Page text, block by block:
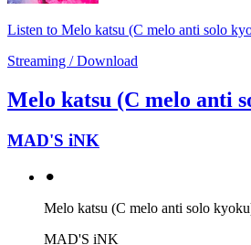
Listen to Melo katsu (C melo anti solo
Streaming / Download
Melo katsu (C melo anti
MAD'S iNK
⚫︎
Melo katsu (C melo anti solo
MAD'S iNK